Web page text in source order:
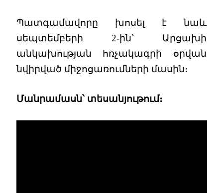
Պատգամավորը խոսել է նաև
սեպտեմբերի 2-ին՝ Արցախի
անկախության հռչակագրի օրվան
նվիրված միջոցառումների մասին։
Մանրամասն՝ տեսանյութում։